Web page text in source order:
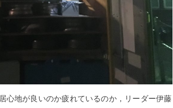
心地が良いのか疲れているのか，リーダー伊藤